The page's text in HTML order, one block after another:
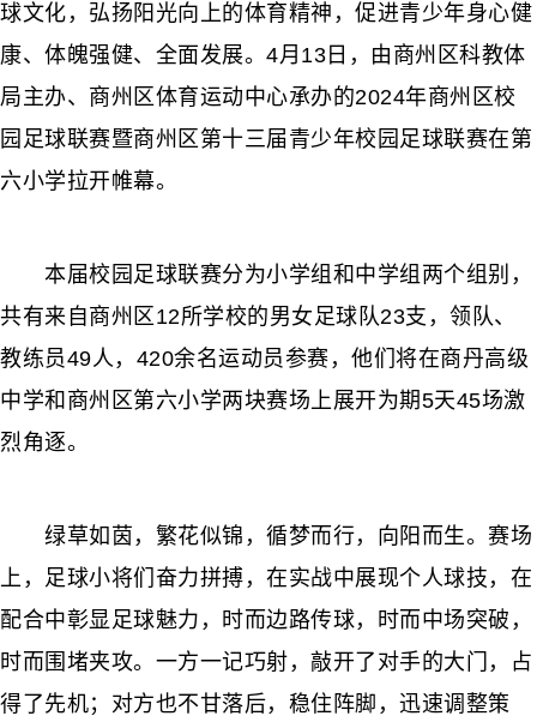
球文化，弘扬阳光向上的体育精神，促进青少年身心健
康、体魄强健、全面发展。4月13日，由商州区科教体
局主办、商州区体育运动中心承办的2024年商州区校
园足球联赛暨商州区第十三届青少年校园足球联赛在第
六小学拉开帷幕。
本届校园足球联赛分为小学组和中学组两个组别，
共有来自商州区12所学校的男女足球队23支，领队、
教练员49人，420余名运动员参赛，他们将在商丹高级
中学和商州区第六小学两块赛场上展开为期5天45场激
烈角逐。
绿草如茵，繁花似锦，循梦而行，向阳而生。赛场
上，足球小将们奋力拼搏，在实战中展现个人球技，在
配合中彰显足球魅力，时而边路传球，时而中场突破，
时而围堵夹攻。一方一记巧射，敲开了对手的大门，占
得了先机；对方也不甘落后，稳住阵脚，迅速调整策